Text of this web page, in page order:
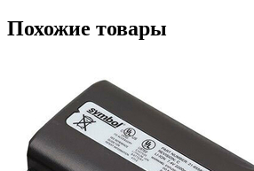
Похожие товары